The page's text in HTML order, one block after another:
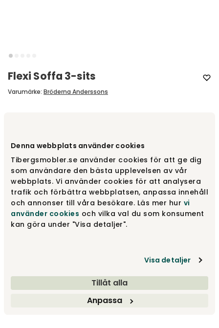
Denna webbplats använder cookies
Tibergsmobler.se använder cookies för att ge dig
som användare den bästa upplevelsen av vår
webbplats. Vi använder cookies för att analysera
trafik och förbättra webbplatsen, anpassa innehåll
och annonser till våra besökare. Läs mer hur vi
använder cookies och vilka val du som konsument
kan göra under "Visa detaljer".
Visa detaljer
Tillåt alla
Anpassa
Flexi Soffa 3-sits
Varumärke: Bröderna Anderssons
3-sits
fr.16 728 kr
fr. 19 680 kr
Vinkelsoffa